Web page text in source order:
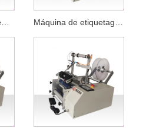
Máquina de rotulagem de mangueira de limpeza facial plana semiautomática